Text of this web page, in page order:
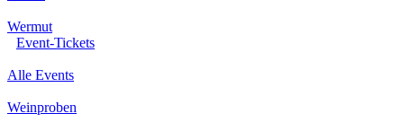
Wermut
Event-Tickets
Alle Events
Weinproben